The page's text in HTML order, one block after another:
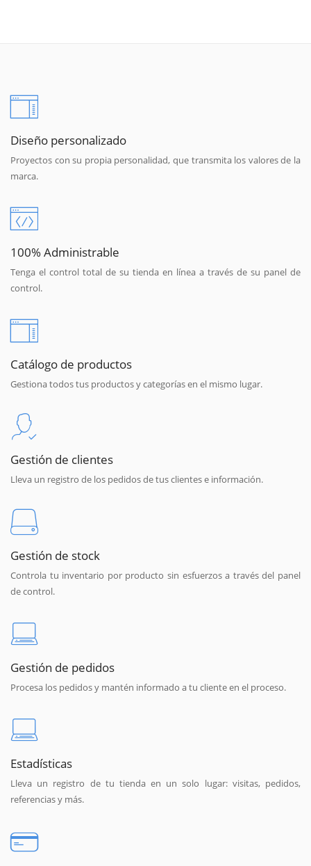
Diseño personalizado
Proyectos con su propia personalidad, que transmita los valores de la
marca.
100% Administrable
Tenga el control total de su tienda en línea a través de su panel de
control.
Catálogo de productos
Gestiona todos tus productos y categorías en el mismo lugar.
Gestión de clientes
Lleva un registro de los pedidos de tus clientes e información.
Gestión de stock
Controla tu inventario por producto sin esfuerzos a través del panel
de control.
Gestión de pedidos
Procesa los pedidos y mantén informado a tu cliente en el proceso.
Estadísticas
Lleva un registro de tu tienda en un solo lugar: visitas, pedidos,
referencias y más.